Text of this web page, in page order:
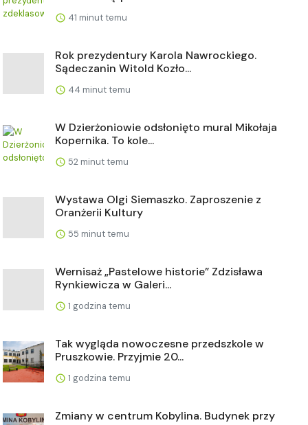
41 minut temu
Rok prezydentury Karola Nawrockiego.
Sądeczanin Witold Kozło...
44 minut temu
W Dzierżoniowie odsłonięto mural Mikołaja
Kopernika. To kole...
52 minut temu
Wystawa Olgi Siemaszko. Zaproszenie z
Oranżerii Kultury
55 minut temu
Wernisaż „Pastelowe historie” Zdzisława
Rynkiewicza w Galeri...
1 godzina temu
Tak wygląda nowoczesne przedszkole w
Pruszkowie. Przyjmie 20...
1 godzina temu
Zmiany w centrum Kobylina. Budynek przy